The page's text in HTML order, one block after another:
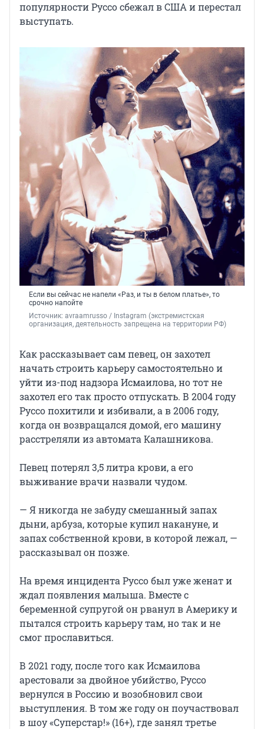
популярности Руссо сбежал в США и перестал
выступать.
Если вы сейчас не напели «Раз, и ты в белом платье», то
срочно напойте
Источник: avraamrusso / Instagram (экстремистская
организация, деятельность запрещена на территории РФ)
Как рассказывает сам певец, он захотел
начать строить карьеру самостоятельно и
уйти из-под надзора Исмаилова, но тот не
захотел его так просто отпускать. В 2004 году
Руссо похитили и избивали, а в 2006 году,
когда он возвращался домой, его машину
расстреляли из автомата Калашникова.
Певец потерял 3,5 литра крови, а его
выживание врачи назвали чудом.
— Я никогда не забуду смешанный запах
дыни, арбуза, которые купил накануне, и
запах собственной крови, в которой лежал, —
рассказывал он позже.
На время инцидента Руссо был уже женат и
ждал появления малыша. Вместе с
беременной супругой он рванул в Америку и
пытался строить карьеру там, но так и не
смог прославиться.
В 2021 году, после того как Исмаилова
арестовали за двойное убийство, Руссо
вернулся в Россию и возобновил свои
выступления. В том же году он поучаствовал
в шоу «Суперстар!» (16+), где занял третье